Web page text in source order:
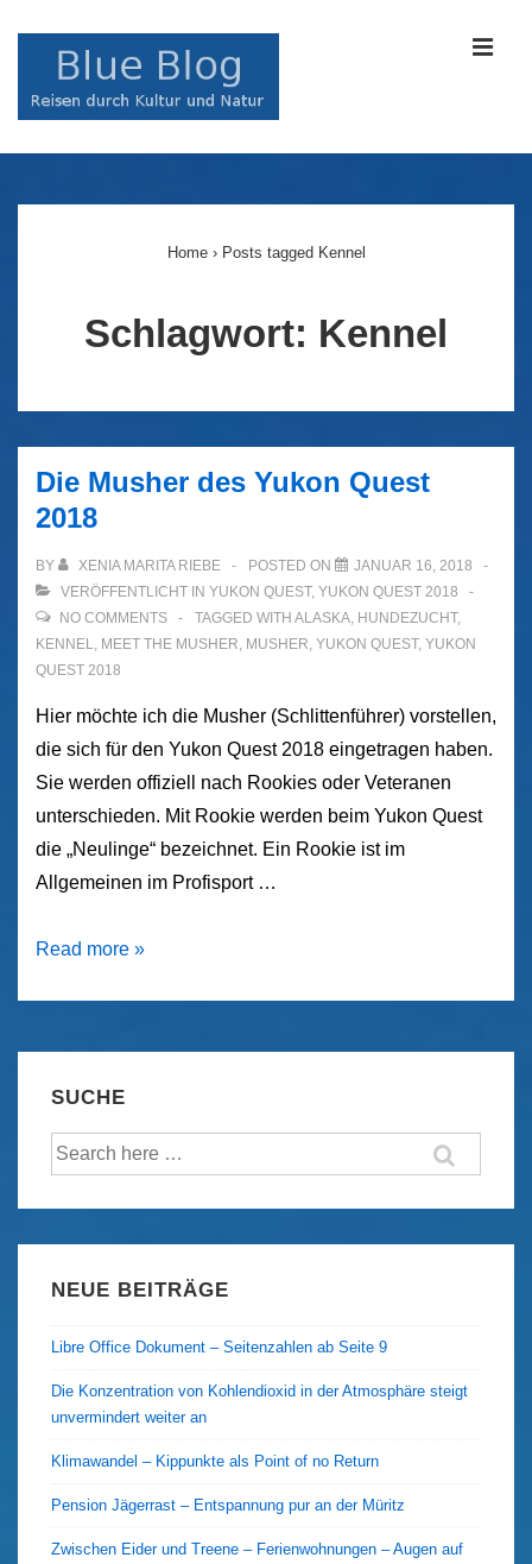
Navigation
Home › Posts tagged Kennel
Schlagwort: Kennel
Die Musher des Yukon Quest
2018
BY XENIA MARITA RIEBE POSTED ON
JANUAR 16, 2018
VERÖFFENTLICHT IN YUKON QUEST, YUKON QUEST 2018
NO COMMENTS
TAGGED WITH ALASKA, HUNDEZUCHT,
KENNEL, MEET THE MUSHER, MUSHER, YUKON QUEST, YUKON
QUEST 2018
Hier möchte ich die Musher (Schlittenführer) vorstellen,
die sich für den Yukon Quest 2018 eingetragen haben.
Sie werden offiziell nach Rookies oder Veteranen
unterschieden. Mit Rookie werden beim Yukon Quest
die „Neulinge“ bezeichnet. Ein Rookie ist im
Allgemeinen im Profisport …
Die
Yukon
Read more »
SUCHE
Suche
NEUE BEITRÄGE
Libre Office Dokument – Seitenzahlen ab Seite 9
Die Konzentration von Kohlendioxid in der Atmosphäre steigt
unvermindert weiter an
Klimawandel – Kippunkte als Point of no Return
Pension Jägerrast – Entspannung pur an der Müritz
Zwischen Eider und Treene – Ferienwohnungen – Augen auf